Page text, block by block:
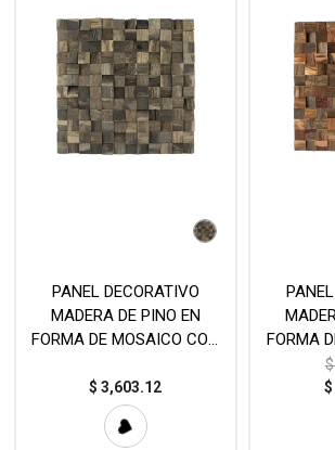
PANEL DECORATIVO
MADERA DE PINO EN
FORMA DE MOSAICO CON
$3,603.12
FORMA
$